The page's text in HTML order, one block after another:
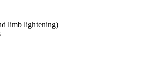
limb lightening)